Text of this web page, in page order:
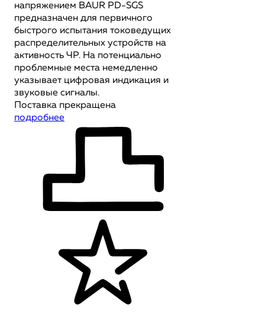
напряжением BAUR PD-SGS
предназначен для первичного
быстрого испытания токоведущих
распределительных устройств на
активность ЧР. На потенциально
проблемные места немедленно
указывает цифровая индикация и
звуковые сигналы.
Поставка прекращена
подробнее